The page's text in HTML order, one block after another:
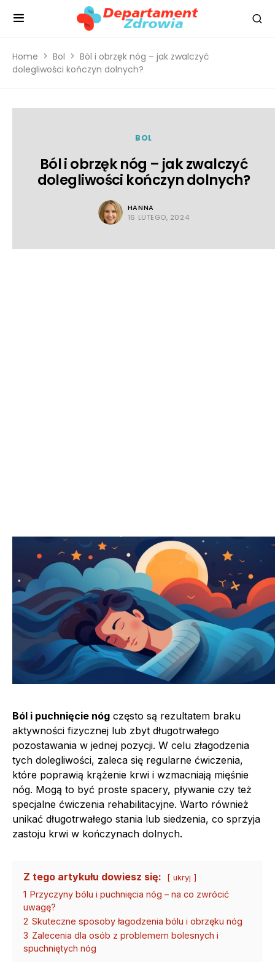
Home Bol
Ból i obrzęk nóg – jak zwalczyć
dolegliwości kończyn dolnych?
BOL
Ból i obrzęk nóg – jak zwalczyć
dolegliwości kończyn dolnych?
HANNA
16 LUTEGO, 2024
Ból i puchnięcie nóg często są rezultatem braku
aktywności fizycznej lub zbyt długotrwałego
pozostawania w jednej pozycji. W celu złagodzenia
tych dolegliwości, zaleca się regularne ćwiczenia,
które poprawią krążenie krwi i wzmacniają mięśnie
nóg. Mogą to być proste spacery, pływanie czy też
specjalne ćwiczenia rehabilitacyjne. Warto również
unikać długotrwałego stania lub siedzenia, co sprzyja
zastoju krwi w kończynach dolnych.
Z tego artykułu dowiesz się: ukryj
1 Przyczyny bólu i puchnięcia nóg – na co zwrócić
uwagę?
2 Skuteczne sposoby łagodzenia bólu i obrzęku nóg
3 Zalecenia dla osób z problemem bolesnych i
spuchniętych nóg